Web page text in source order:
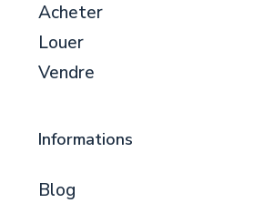
Acheter
Louer
Vendre
Informations
Blog